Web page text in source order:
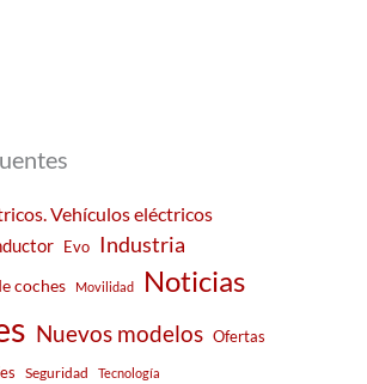
Vehículos eléctricos
Evo Industria
coches Movilidad Noticias
Nuevos modelos Ofertas
Seguridad Tecnología